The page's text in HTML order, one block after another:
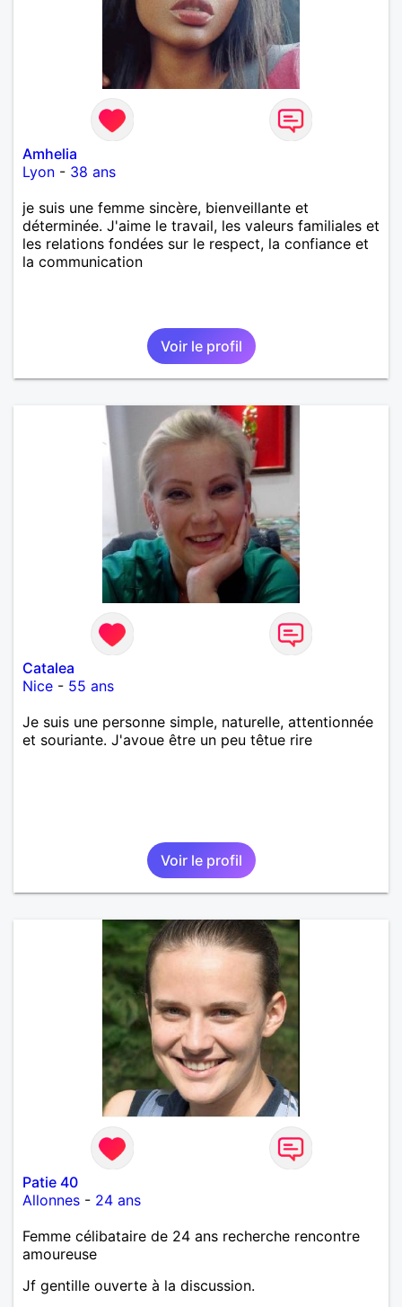
Amhelia
Lyon - 38 ans
je suis une femme sincère, bienveillante et
déterminée. J'aime le travail, les valeurs familiales et
les relations fondées sur le respect, la confiance et
la communication
Voir le profil
Catalea
Nice - 55 ans
Je suis une personne simple, naturelle, attentionnée
et souriante. J'avoue être un peu têtue rire
Voir le profil
Patie 40
Allonnes - 24 ans
Femme célibataire de 24 ans recherche rencontre
amoureuse
Jf gentille ouverte à la discussion.